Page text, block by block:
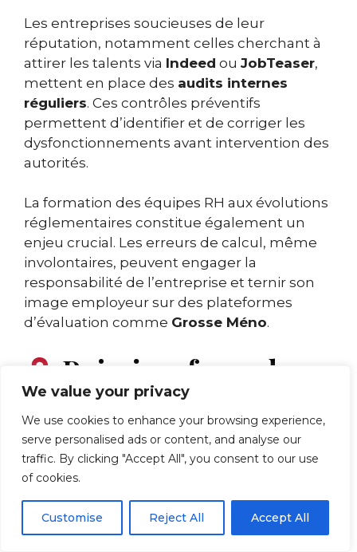
We value your privacy
We use cookies to enhance your browsing experience,
serve personalised ads or content, and analyse our
traffic. By clicking "Accept All", you consent to our use
of cookies.
Customise Reject All Accept All
Les entreprises soucieuses de leur
réputation, notamment celles cherchant à
attirer les talents via Indeed ou JobTeaser,
mettent en place des audits internes
réguliers. Ces contrôles préventifs
permettent d’identifier et de corriger les
dysfonctionnements avant intervention des
autorités.
La formation des équipes RH aux évolutions
réglementaires constitue également un
enjeu crucial. Les erreurs de calcul, même
involontaires, peuvent engager la
responsabilité de l’entreprise et ternir son
image employeur sur des plateformes
d’évaluation comme Grosse Méno.
Puis-je refuser de
faire des heures
supplémentaires ?
En principe,
d’effectuer des heures supplémentaires
demandées par son employeur. Cette
obligation découle du lien de subordination